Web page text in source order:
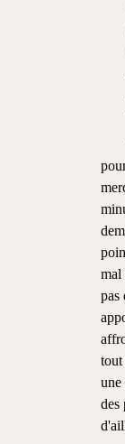
mal
pas
tout
une
des